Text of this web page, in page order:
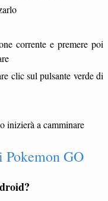
corrente e premere poi
clic sul pulsante verde di
inizierà a camminare
GO